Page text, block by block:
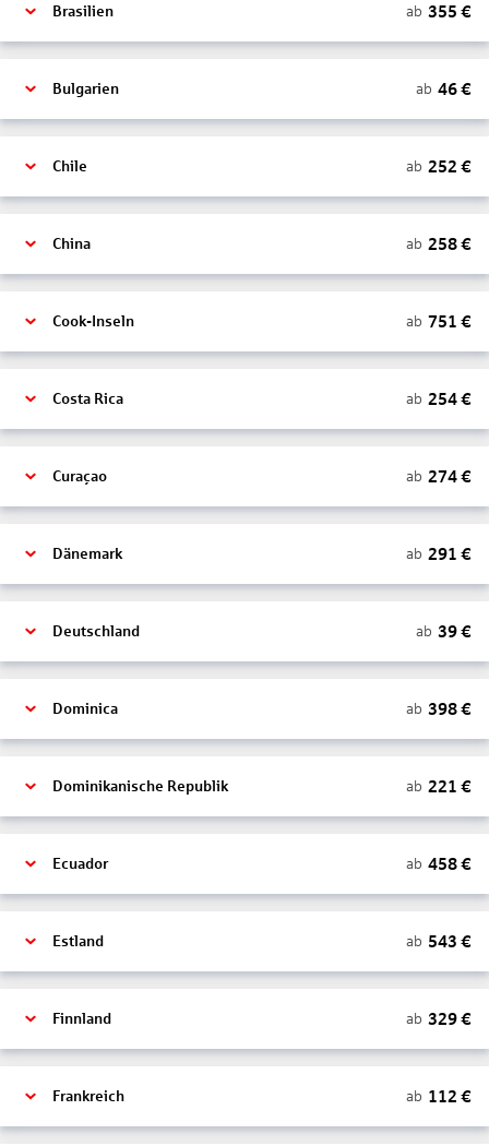
Brasilien ab 355 €
Bulgarien ab 46€
Chile ab 252 €
China ab 258€
Cook-Inseln ab 751 €
Costa Rica ab 254€
Curaçao ab 274€
Dänemark ab 291 €
Deutschland ab 39€
Dominica ab 398€
Dominikanische Republik ab 221 €
Ecuador ab 458€
Estland ab 543 €
Finnland ab 329€
Frankreich ab 112 €